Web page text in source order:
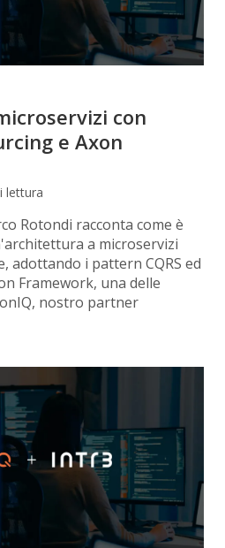
con
e Axon
lettura
Rotondi racconta come è
a microservizi
adottando i pattern CQRS ed
Framework, una delle
nostro partner